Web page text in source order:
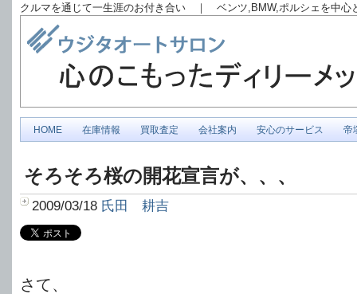
クルマを通じて一生涯のお付き合い ｜ ベンツ,BMW,ポルシェを中
HOME 在庫情報 買取査定 会社案内 安心のサービス 帝
そろそろ桜の開花宣言が、、、
2009/03/18 氏田 耕吉
さて、